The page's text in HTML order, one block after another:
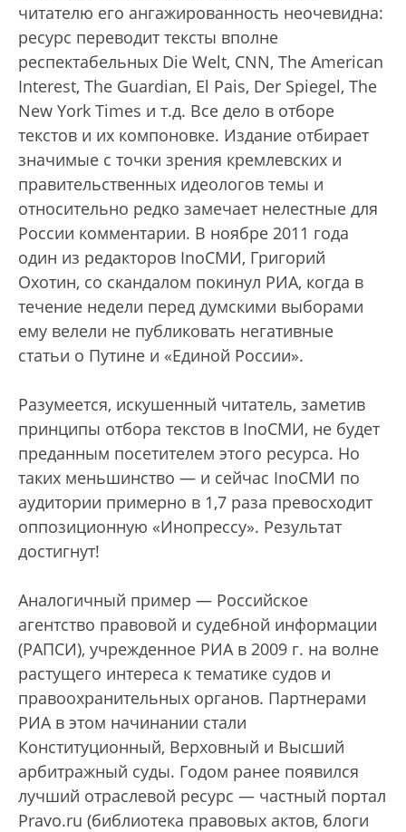
читателю его ангажированность неочевидна:
ресурс переводит тексты вполне
респектабельных Die Welt, CNN, The American
Interest, The Guardian, El Pais, Der Spiegel, The
New York Times и т.д. Все дело в отборе
текстов и их компоновке. Издание отбирает
значимые с точки зрения кремлевских и
правительственных идеологов темы и
относительно редко замечает нелестные для
России комментарии. В ноябре 2011 года
один из редакторов InoСМИ, Григорий
Охотин, со скандалом покинул РИА, когда в
течение недели перед думскими выборами
ему велели не публиковать негативные
статьи о Путине и «Единой России».
Разумеется, искушенный читатель, заметив
принципы отбора текстов в InoСМИ, не будет
преданным посетителем этого ресурса. Но
таких меньшинство — и сейчас InoСМИ по
аудитории примерно в 1,7 раза превосходит
оппозиционную «Инопрессу». Результат
достигнут!
Аналогичный пример — Российское
агентство правовой и судебной информации
(РАПСИ), учрежденное РИА в 2009 г. на волне
растущего интереса к тематике судов и
правоохранительных органов. Партнерами
РИА в этом начинании стали
Конституционный, Верховный и Высший
арбитражный суды. Годом ранее появился
лучший отраслевой ресурс — частный портал
Pravo.ru (библиотека правовых актов, блоги